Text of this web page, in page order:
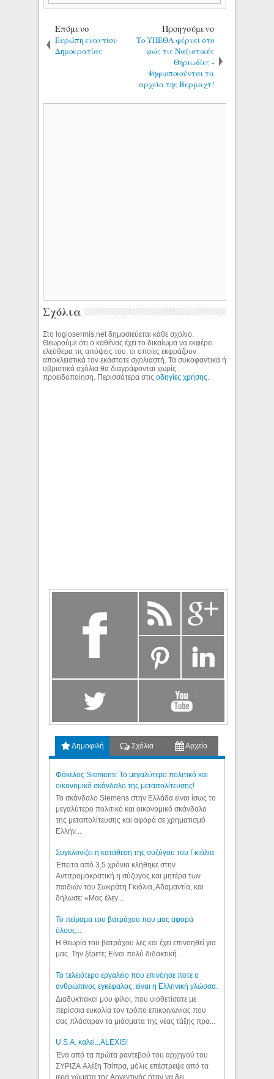
Επόμενο
Ευρώπη εναντίον
Δημοκρατίας
Προηγούμενο
Το ΥΠΕΘΑ φέρνει στο
φώς τις Ναζιστικές
Θηριωδίες -
Ψηφιοποιούνται τα
αρχεία της Βερμαχτ!
Σχόλια
Στο logiosermis.net δημοσιεύεται κάθε σχόλιο.
Θεωρούμε ότι ο καθένας έχει το δικαίωμα να εκφέρει
ελεύθερα τις απόψεις του, οι οποίες εκφράζουν
αποκλειστικά τον εκάστοτε σχολιαστή. Τα συκοφαντικά ή
υβριστικά σχόλια θα διαγράφονται χωρίς
προειδοποίηση. Περισσότερα στιςοδηγίες χρήσης.
Δημοφιλή Σχόλια Αρχείο
Φάκελος Siemens: Το μεγαλύτερο πολιτικό και
οικονομικό σκάνδαλο της μεταπολίτευσης!
Το σκάνδαλο Siemens στην Ελλάδα είναι ίσως το
μεγαλύτερο πολιτικό και οικονομικό σκάνδαλο
της μεταπολίτευσης και αφορά σε χρηματισμό
Ελλήν...
Συγκλονίζει η κατάθεση της συζύγου του Γκιόλια
Έπειτα από 3,5 χρόνια κλήθηκε στην
Αντιτρομοκρατική η σύζυγος και μητέρα των
παιδιών του Σωκράτη Γκιόλια, Αδαμαντία, και
δήλωσε: «Μας έλεγ...
Το πείραμα του βατράχου που μας αφορά
όλους...
Η θεωρία του βατράχου λες και έχει επινοηθεί για
μας. Την ξέρετε; Είναι πολύ διδακτική.
Το τελειότερο εργαλείο που επινόησε ποτε ο
ανθρώπινος εγκέφαλος, είναι η Ελληνική γλώσσα.
Διαδυκτιακοί μου φίλοι, που υιοθετίσατε με
περίσσια ευκολία τον τρόπο επικοινωνίας που
σας πλάσαραν τα μιάσματα της νέας τάξης πρα...
U.S.A. καλεί...ALEXIS!
Ένα από τα πρώτα ραντεβού του αρχηγού του
ΣΥΡΙΖΑ Αλέξη Τσίπρα, μόλις επέστρεψε από τα
ιερά χώματα της Αργεντινής ήταν να δει